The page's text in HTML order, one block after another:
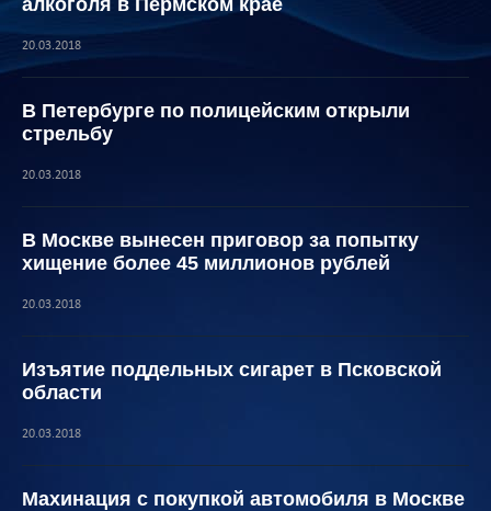
алкоголя в Пермском крае
20.03.2018
В Петербурге по полицейским открыли
стрельбу
20.03.2018
В Москве вынесен приговор за попытку
хищение более 45 миллионов рублей
20.03.2018
Изъятие поддельных сигарет в Псковской
области
20.03.2018
Махинация с покупкой автомобиля в Москве